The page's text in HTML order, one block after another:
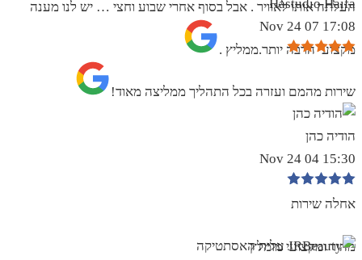
העלתה אותו לאוויר . אבל בסוף אחרי שבוע וחצי … יש לנו מענה
מקצועי הרבה יותר.ממליץ .
Hastudio Haifa
17:08 07 Nov 24
שירות מהמם ועזרה בכל התהליך ממליצה מאוד!
הודיה כהן
15:30 04 Nov 24
אחלה שירות
מהיר ומקצועי מומלץ